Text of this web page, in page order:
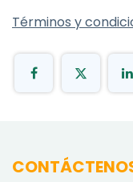
Términos y